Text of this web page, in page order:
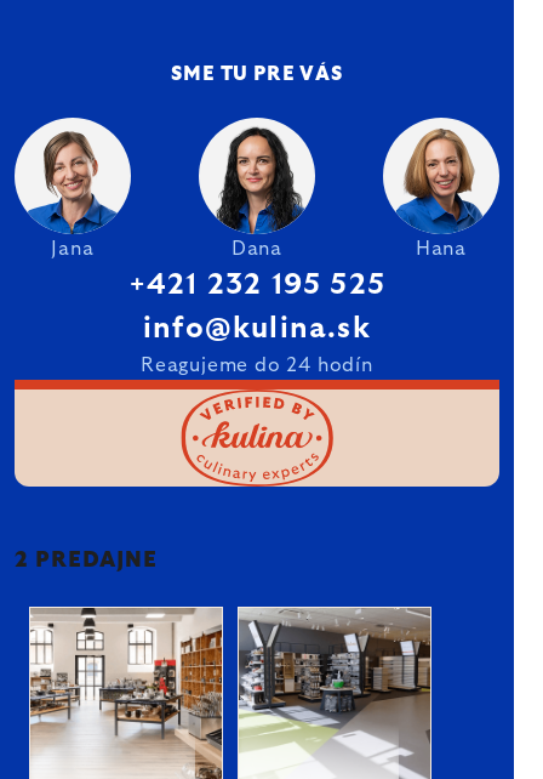
SME TU PRE VÁS
Jana Dana Hana
+421 232 195 525
info@kulina.sk
Reagujeme do 24 hodín
2 PREDAJNE